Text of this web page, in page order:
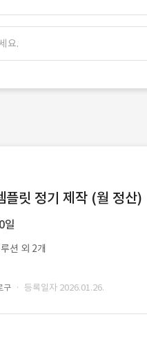
요.
플릿 정기 제작 (월 정산)
일
션 외 2개
구 · 등록일자 2026.01.26.